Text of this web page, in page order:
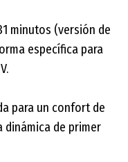
minutos (versión de
específica para
para un confort de
dinámica de primer